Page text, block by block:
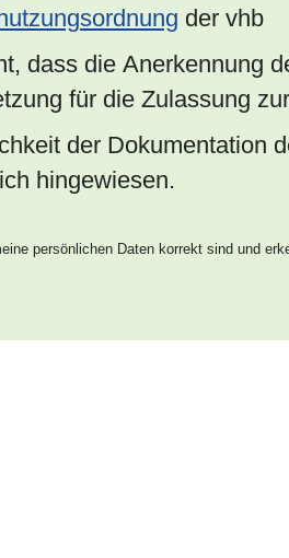
der vhb
dass die Anerkennung
für die Zulassung
der Dokumentation
hingewiesen.
persönlichen Daten korrekt sind und